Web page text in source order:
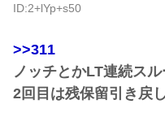
ID:2+lYp+s50
>>311
ノッチとかLT連続ス
2回目は残保留引き戻